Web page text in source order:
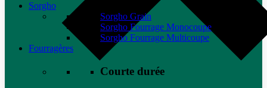
Sorgho
Sorgho Grain
Sorgho Fourrage Monocoupe
Sorgho Fourrage Multicoupe
Fourragères
Courte durée